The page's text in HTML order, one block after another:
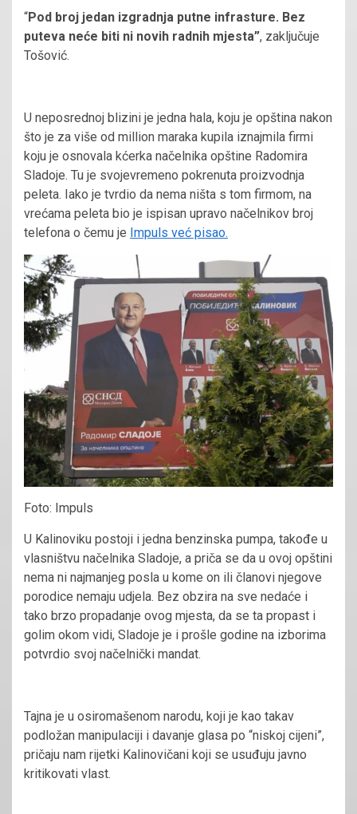
“Pod broj jedan izgradnja putne infrasture. Bez
puteva neće biti ni novih radnih mjesta”, zaključuje
Tošović.
U neposrednoj blizini je jedna hala, koju je opština nakon
što je za više od million maraka kupila iznajmila firmi
koju je osnovala kćerka načelnika opštine Radomira
Sladoje. Tu je svojevremeno pokrenuta proizvodnja
peleta. Iako je tvrdio da nema ništa s tom firmom, na
vrećama peleta bio je ispisan upravo načelnikov broj
telefona o čemu je Impuls već pisao.
Foto: Impuls
U Kalinoviku postoji i jedna benzinska pumpa, takođe u
vlasništvu načelnika Sladoje, a priča se da u ovoj opštini
nema ni najmanjeg posla u kome on ili članovi njegove
porodice nemaju udjela. Bez obzira na sve nedaće i
tako brzo propadanje ovog mjesta, da se ta propast i
golim okom vidi, Sladoje je i prošle godine na izborima
potvrdio svoj načelnički mandat.
Tajna je u osiromašenom narodu, koji je kao takav
podložan manipulaciji i davanje glasa po “niskoj cijeni”,
pričaju nam rijetki Kalinovičani koji se usuđuju javno
kritikovati vlast.